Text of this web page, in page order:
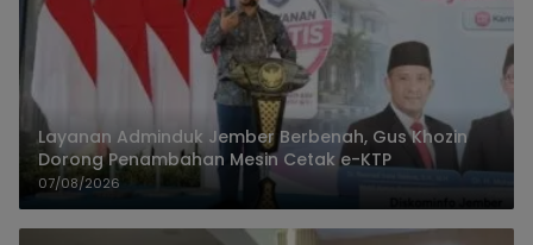
Layanan Adminduk Jember Berbenah, Gus Khozin
Dorong Penambahan Mesin Cetak e-KTP
07/08/2026